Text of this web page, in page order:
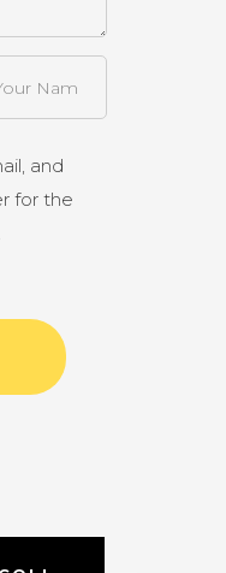
and
for the